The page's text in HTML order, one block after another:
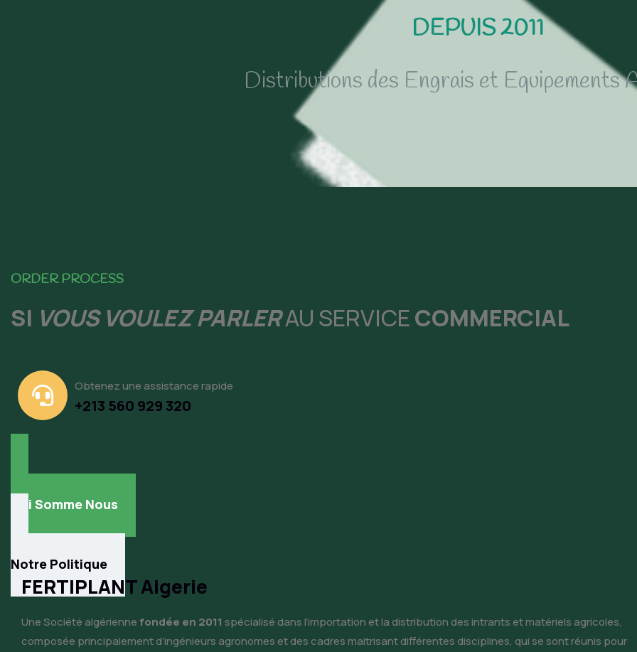
DEPUIS 2011
Distributions des Engrais et Equipements
ORDER PROCESS
SI VOUS VOULEZ PARLERAU SERVICECOMMERCIAL
+213 560 929 320
Obtenez une assistance rapide
Qui Somme Nous
Notre Politique
FERTIPLANT Algerie
Une Société algériennefondée en 2011 spécialisé dans l’importation et la distribution des intrants et matériels agricoles,
composée principalement d’ingénieurs agronomes et des cadres maitrisant différentes disciplines, qui se sont réunis pour